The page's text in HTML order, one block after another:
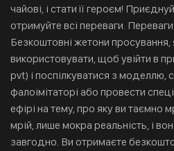
чайові, і стати її героєм!
отримуйте всі переваги.
Безкоштовні жетони просування,
використовувати, щоб увійти в
pvt) і поспілкуватися з моделлю,
фалоімітаторі або провести
ефірі на тему, про яку ви таємно
мрій, лише мокра реальність, і
завгодно. Ви отримаєте